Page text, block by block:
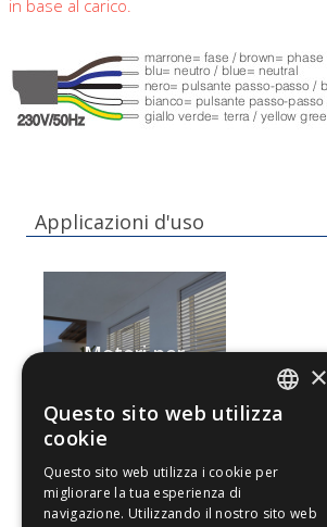
in base al carico.
Applicazioni d'uso
Motori per
×
Questo sito web utilizza
cookie
Questo sito web utilizza i cookie per
migliorare la tua esperienza di
navigazione. Utilizzando il nostro sito web